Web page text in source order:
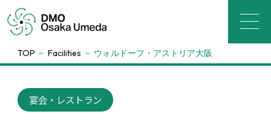
TOP Facilities ウォルドーフ・アストリア大阪
宴会・レストラン